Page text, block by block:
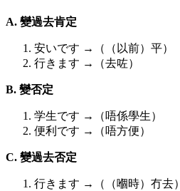
A. 變過去肯定
安いです →（（以前）平）
行きます →（去咗）
B. 變否定
学生です →（唔係學生）
便利です →（唔方便）
C. 變過去否定
行きます →（（嗰時）冇去）